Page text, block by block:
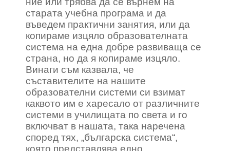
старата учебна програма и да
въведем практични занятия, или да
копираме изцяло образователната
система на една добре развиваща се
страна, но да я копираме изцяло.
Винаги съм казвала, че
съставителите на нашите
образователни системи си взимат
каквото им е харесало от различните
системи в училищата по света и го
включват в нашата, така наречена
според тях, „българска система“,
която представлява едно